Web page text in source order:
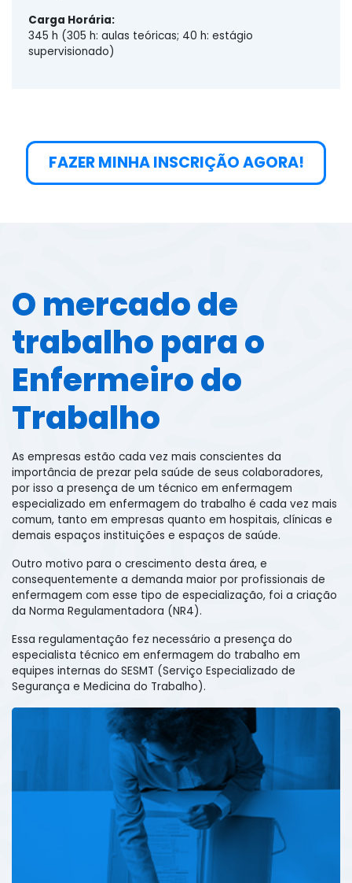
Carga Horária:
345 h (305 h: aulas teóricas; 40 h: estágio
supervisionado)
FAZER MINHA INSCRIÇÃO AGORA!
O mercado de
trabalho para o
Enfermeiro do
Trabalho
As empresas estão cada vez mais conscientes da
importância de prezar pela saúde de seus colaboradores,
por isso a presença de um técnico em enfermagem
especializado em enfermagem do trabalho é cada vez mais
comum, tanto em empresas quanto em hospitais, clínicas e
demais espaços instituições e espaços de saúde.
Outro motivo para o crescimento desta área, e
consequentemente a demanda maior por profissionais de
enfermagem com esse tipo de especialização, foi a criação
da Norma Regulamentadora (NR4).
Essa regulamentação fez necessário a presença do
especialista técnico em enfermagem do trabalho em
equipes internas do SESMT (Serviço Especializado de
Segurança e Medicina do Trabalho).